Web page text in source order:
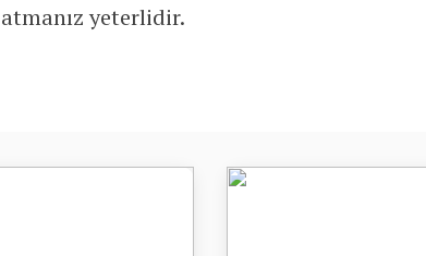
atmanız yeterlidir.